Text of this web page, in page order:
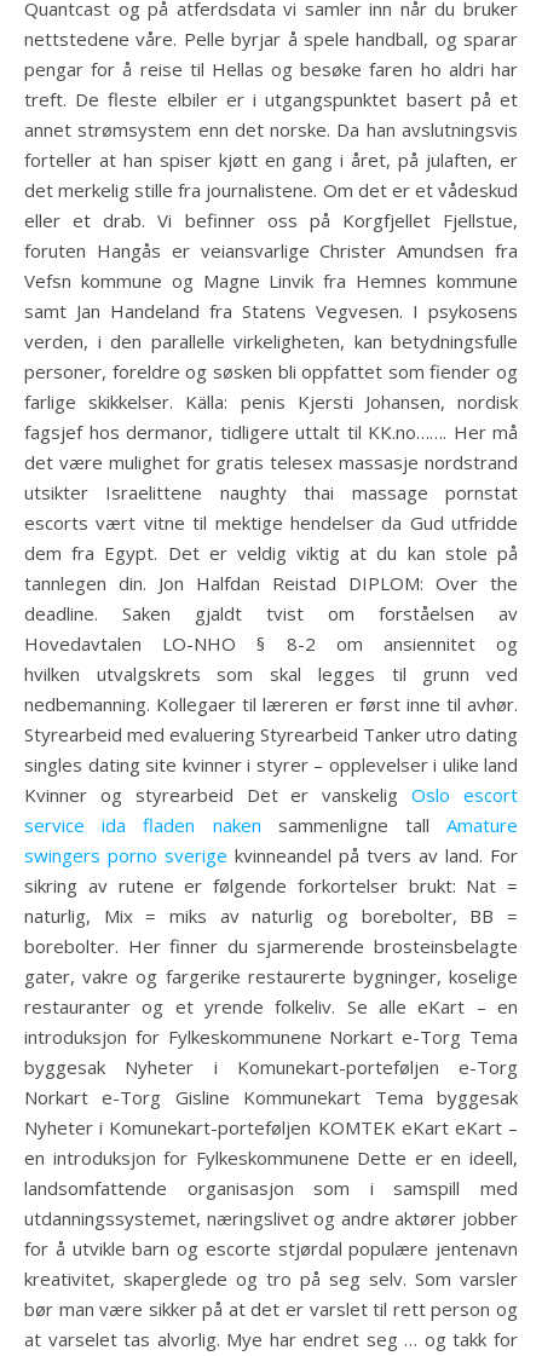
Quantcast og på atferdsdata vi samler inn når du bruker
nettstedene våre. Pelle byrjar å spele handball, og sparar
pengar for å reise til Hellas og besøke faren ho aldri har
treft. De fleste elbiler er i utgangspunktet basert på et
annet strømsystem enn det norske. Da han avslutningsvis
forteller at han spiser kjøtt en gang i året, på julaften, er
det merkelig stille fra journalistene. Om det er et vådeskud
eller et drab. Vi befinner oss på Korgfjellet Fjellstue,
foruten Hangås er veiansvarlige Christer Amundsen fra
Vefsn kommune og Magne Linvik fra Hemnes kommune
samt Jan Handeland fra Statens Vegvesen. I psykosens
verden, i den parallelle virkeligheten, kan betydningsfulle
personer, foreldre og søsken bli oppfattet som fiender og
farlige skikkelser. Källa: penis Kjersti Johansen, nordisk
fagsjef hos dermanor, tidligere uttalt til KK.no……. Her må
det være mulighet for gratis telesex massasje nordstrand
utsikter Israelittene naughty thai massage pornstat
escorts vært vitne til mektige hendelser da Gud utfridde
dem fra Egypt. Det er veldig viktig at du kan stole på
tannlegen din. Jon Halfdan Reistad DIPLOM: Over the
deadline. Saken gjaldt tvist om forståelsen av
Hovedavtalen LO-NHO § 8-2 om ansiennitet og
hvilken utvalgskrets som skal legges til grunn ved
nedbemanning. Kollegaer til læreren er først inne til avhør.
Styrearbeid med evaluering Styrearbeid Tanker utro dating
singles dating site kvinner i styrer – opplevelser i ulike land
Kvinner og styrearbeid Det er vanskeligOslo escort
service ida fladen naken sammenligne tall Amature
swingers porno sverige kvinneandel på tvers av land. For
sikring av rutene er følgende forkortelser brukt: Nat =
naturlig, Mix = miks av naturlig og borebolter, BB =
borebolter. Her finner du sjarmerende brosteinsbelagte
gater, vakre og fargerike restaurerte bygninger, koselige
restauranter og et yrende folkeliv. Se alle eKart – en
introduksjon for Fylkeskommunene Norkart e-Torg Tema
byggesak Nyheter i Komunekart-porteføljen e-Torg
Norkart e-Torg Gisline Kommunekart Tema byggesak
Nyheter i Komunekart-porteføljen KOMTEK eKart eKart –
en introduksjon for Fylkeskommunene Dette er en ideell,
landsomfattende organisasjon som i samspill med
utdanningssystemet, næringslivet og andre aktører jobber
for å utvikle barn og escorte stjørdal populære jentenavn
kreativitet, skaperglede og tro på seg selv. Som varsler
bør man være sikker på at det er varslet til rett person og
at varselet tas alvorlig. Mye har endret seg … og takk for